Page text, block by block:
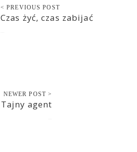
< PREVIOUS POST
Czas żyć, czas zabijać
NEWER POST >
Tajny agent